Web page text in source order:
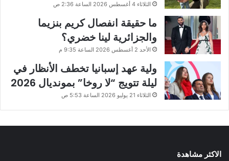
الثلاثاء 4 أغسطس 2026 الساعة 2:36 ص
ما حقيقة انفصال كريم بنزيما
والجزائرية لينا خضري؟
الأحد 2 أغسطس 2026 الساعة 9:35 م
ولية عهد إسبانيا تخطف الأنظار في
ليلة تتويج “لا روخا” بمونديال 2026
الثلاثاء 21 يوليو 2026 الساعة 5:53 ص
الاكثر مشاهدة